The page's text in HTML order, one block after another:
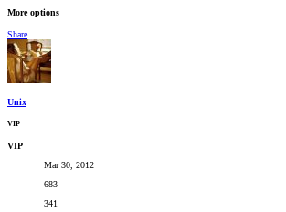
More options
Share
Unix
VIP
VIP
Mar 30, 2012
683
341